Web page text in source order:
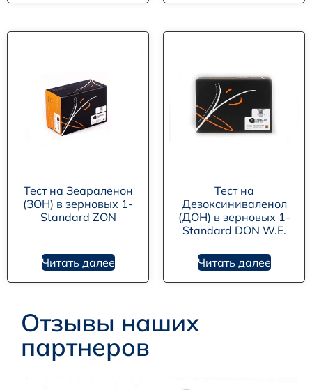
Тест на Зеараленон
(ЗОН) в зерновых 1-
Standard ZON
Читать далее
Тест на
Дезоксиниваленол
(ДОН) в зерновых 1-
Standard DON W.E.
Читать далее
Отзывы наших
партнеров